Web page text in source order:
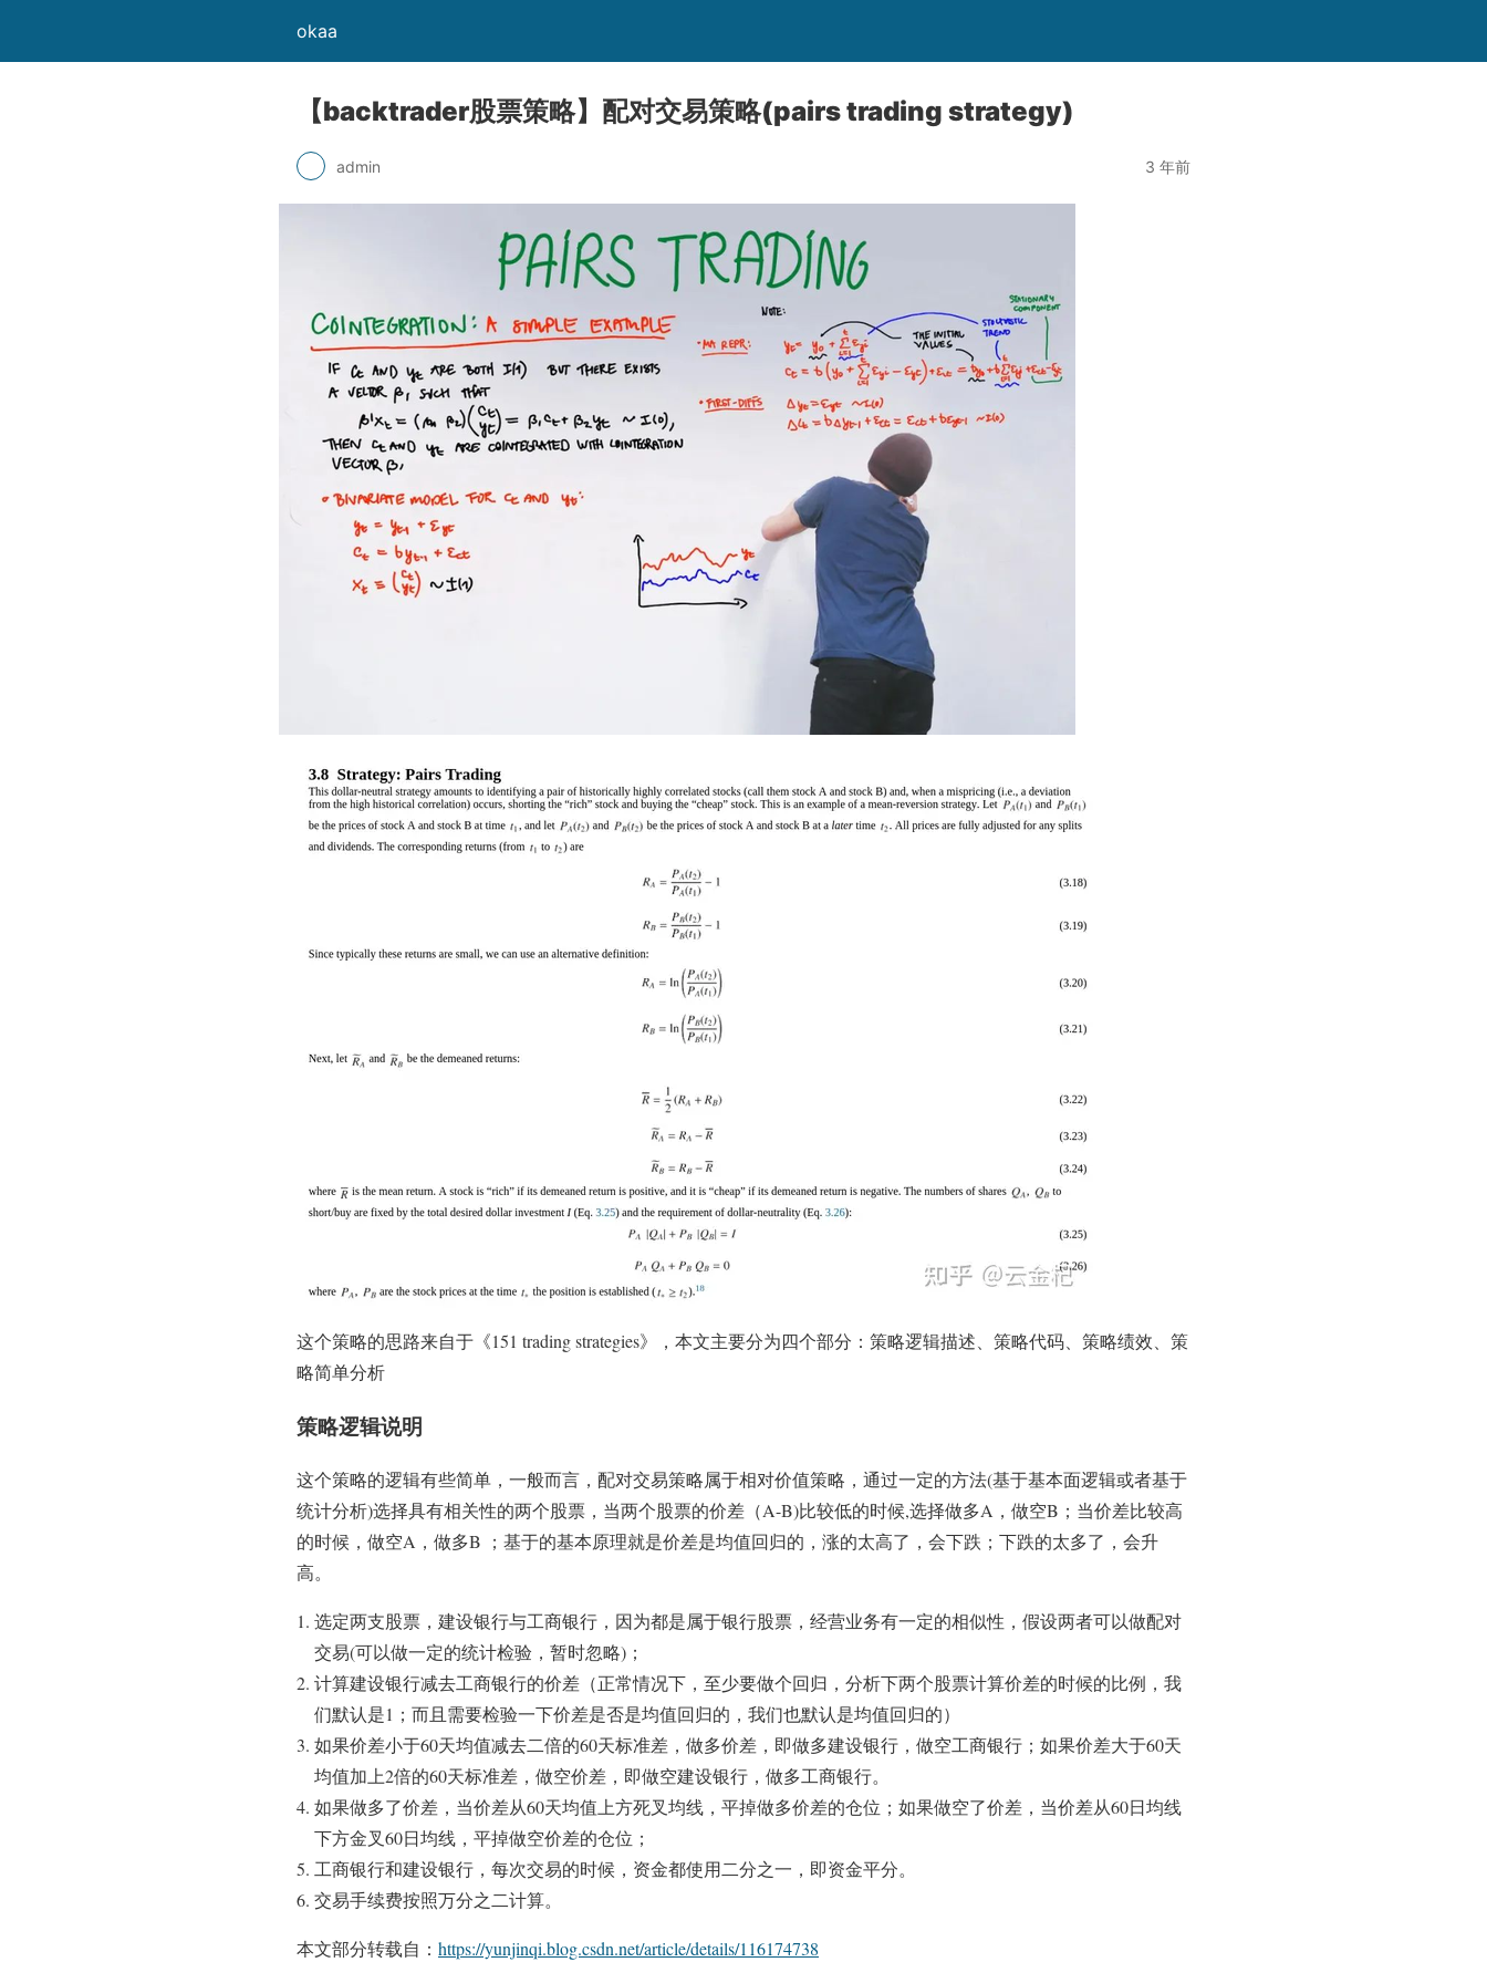
okaa
【backtrader股票策略】配对交易策略(pairs trading strategy)
admin 3 年前
这个策略的思路来自于《151 trading strategies》，本文主要分为四个部分：策略逻辑描述、策略代码、策略绩效、策
略简单分析
策略逻辑说明
这个策略的逻辑有些简单，一般而言，配对交易策略属于相对价值策略，通过一定的方法(基于基本面逻辑或者基于
统计分析)选择具有相关性的两个股票，当两个股票的价差（A-B)比较低的时候,选择做多A，做空B；当价差比较高
的时候，做空A，做多B ；基于的基本原理就是价差是均值回归的，涨的太高了，会下跌；下跌的太多了，会升
高。
选定两支股票，建设银行与工商银行，因为都是属于银行股票，经营业务有一定的相似性，假设两者可以做配对
交易(可以做一定的统计检验，暂时忽略)；
计算建设银行减去工商银行的价差（正常情况下，至少要做个回归，分析下两个股票计算价差的时候的比例，我
们默认是1；而且需要检验一下价差是否是均值回归的，我们也默认是均值回归的）
如果价差小于60天均值减去二倍的60天标准差，做多价差，即做多建设银行，做空工商银行；如果价差大于60天
均值加上2倍的60天标准差，做空价差，即做空建设银行，做多工商银行。
如果做多了价差，当价差从60天均值上方死叉均线，平掉做多价差的仓位；如果做空了价差，当价差从60日均线
下方金叉60日均线，平掉做空价差的仓位；
工商银行和建设银行，每次交易的时候，资金都使用二分之一，即资金平分。
交易手续费按照万分之二计算。
本文部分转载自： https://yunjinqi.blog.csdn.net/article/details/116174738